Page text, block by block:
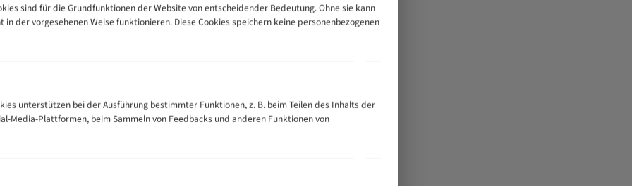
Tabelle
sind für die Grundfunktionen der Website von entscheidender Bedeutung. Ohne sie kann
in der vorgesehenen Weise funktionieren. Diese Cookies speichern keine personenbezogenen
unterstützen bei der Ausführung bestimmter Funktionen, z. B. beim Teilen des Inhalts der
Media-Plattformen, beim Sammeln von Feedbacks und anderen Funktionen von